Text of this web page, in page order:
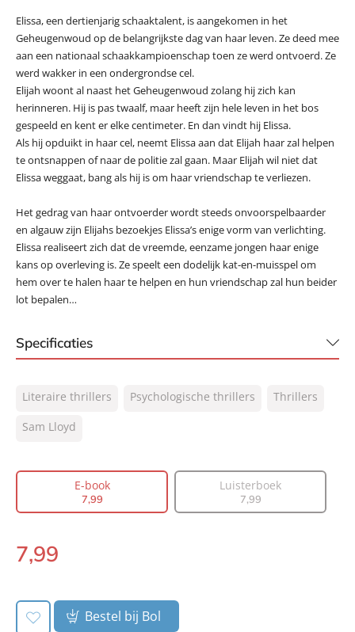
Elissa, een dertienjarig schaaktalent, is aangekomen in het
Geheugenwoud op de belangrijkste dag van haar leven. Ze deed mee
aan een nationaal schaakkampioenschap toen ze werd ontvoerd. Ze
werd wakker in een ondergrondse cel.
Elijah woont al naast het Geheugenwoud zolang hij zich kan
herinneren. Hij is pas twaalf, maar heeft zijn hele leven in het bos
gespeeld en kent er elke centimeter. En dan vindt hij Elissa.
Als hij opduikt in haar cel, neemt Elissa aan dat Elijah haar zal helpen
te ontsnappen of naar de politie zal gaan. Maar Elijah wil niet dat
Elissa weggaat, bang als hij is om haar vriendschap te verliezen.
Het gedrag van haar ontvoerder wordt steeds onvoorspelbaarder
en algauw zijn Elijahs bezoekjes Elissa’s enige vorm van verlichting.
Elissa realiseert zich dat de vreemde, eenzame jongen haar enige
kans op overleving is. Ze speelt een dodelijk kat-en-muisspel om
hem over te halen haar te helpen en hun vriendschap zal hun beider
lot bepalen…
Specificaties
NUR:
305
Type:
Vertaler:
Edzard Krol
Aantal pagina's:
432
Verschijningsdatum:
Literaire thrillers Psychologische thrillers
Thrillers
Sam Lloyd
E-book
7,99
Luisterboek
7,99
E-
7,99
Bestel bij Bol